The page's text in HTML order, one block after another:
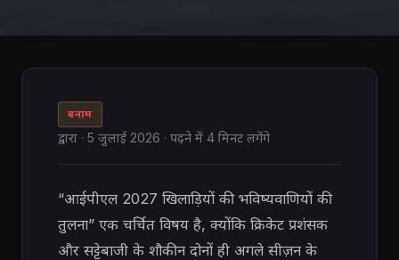
बनाम
द्वारा · 5 जुलाई 2026 · पढ़ने में 4 मिनट लगेंगे
“आईपीएल 2027 खिलाड़ियों की भविष्यवाणियों की
तुलना” एक चर्चित विषय है, क्योंकि क्रिकेट प्रशंसक
और सट्टेबाजी के शौकीन दोनों ही अगले सीज़न के